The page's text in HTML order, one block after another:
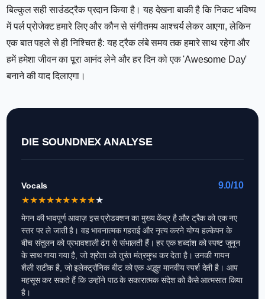
बिल्कुल सही साउंडट्रैक प्रदान किया है। यह देखना बाकी है कि निकट भविष्य
में पर्ल प्रोजेक्ट हमारे लिए और कौन से संगीतमय आश्चर्य लेकर आएगा, लेकिन
एक बात पहले से ही निश्चित है: यह ट्रैक लंबे समय तक हमारे साथ रहेगा और
हमें हमेशा जीवन का पूरा आनंद लेने और हर दिन को एक 'Awesome Day'
बनाने की याद दिलाएगा।
DIE SOUNDNEX ANALYSE
Vocals
9.0/10
★★★★★★★★★★
मेगन की भावपूर्ण आवाज़ इस प्रोडक्शन का मुख्य केंद्र है और ट्रैक को एक नए
स्तर पर ले जाती है। वह भावनात्मक गहराई और नृत्य करने योग्य हल्केपन के
बीच संतुलन को प्रभावशाली ढंग से संभालती हैं। हर एक शब्दांश को स्पष्ट जुनून
के साथ गाया गया है, जो श्रोता को तुरंत मंत्रमुग्ध कर देता है। उनकी गायन
शैली सटीक है, जो इलेक्ट्रॉनिक बीट को एक अद्भुत मानवीय स्पर्श देती है। आप
महसूस कर सकते हैं कि उन्होंने पाठ के सकारात्मक संदेश को कैसे आत्मसात किया
है।